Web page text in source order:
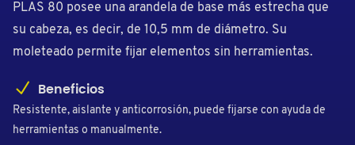
PLAS 80 posee una arandela de base más estrecha que
su cabeza, es decir, de 10,5 mm de diámetro. Su
moleteado permite fijar elementos sin herramientas.
Beneficios
Resistente, aislante y anticorrosión, puede fijarse con ayuda de
herramientas o manualmente.